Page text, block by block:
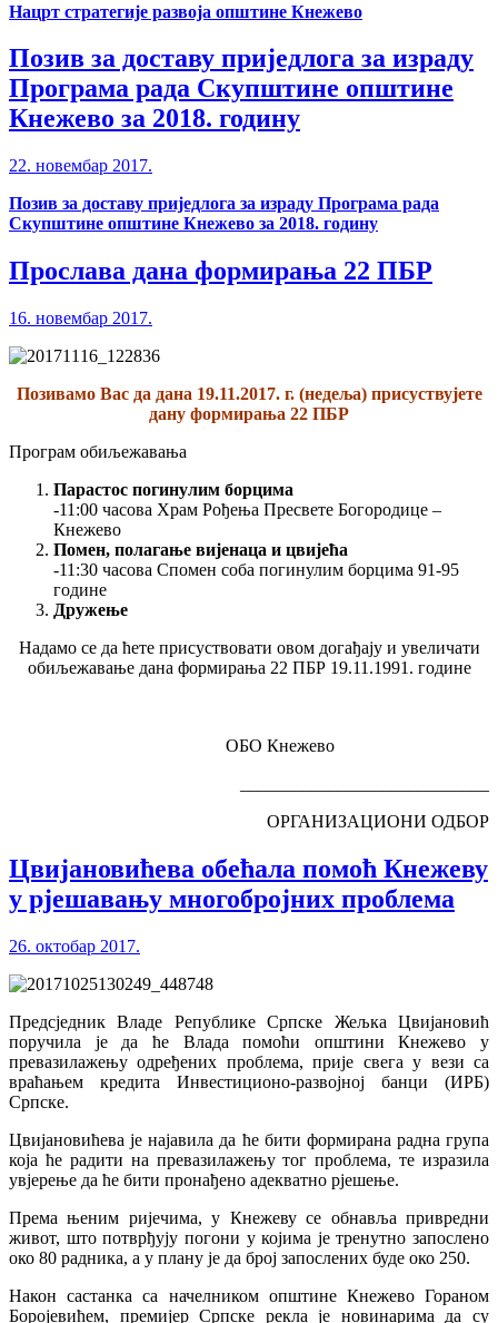
Нацрт стратегије развоја општине Кнежево
Позив за доставу приједлога за израду
Програма рада Скупштине општине
Кнежево за 2018. годину
22. новембар 2017.
Позив за доставу приједлога за израду Програма рада
Скупштине општине Кнежево за 2018. годину
Прослава дана формирања 22 ПБР
16. новембар 2017.
Позивамо Вас да дана 19.11.2017. г. (недеља) присуствујете
дану формирања 22 ПБР
Програм обиљежавања
Парастос погинулим борцима
-11:00 часова Храм Рођења Пресвете Богородице –
Кнежево
Помен, полагање вијенаца и цвијећа
-11:30 часова Спомен соба погинулим борцима 91-95
године
Дружење
Надамо се да ћете присуствовати овом догађају и увеличати
обиљежавање дана формирања 22 ПБР 19.11.1991. године
ОБО Кнежево
ОРГАНИЗАЦИОНИ ОДБОР
Цвијановићева обећала помоћ Кнежеву
у рјешавању многобројних проблема
26. октобар 2017.
Предсједник Владе Републике Српске Жељка Цвијановић
поручила је да ће Влада помоћи општини Кнежево у
превазилажењу одређених проблема, прије свега у вези са
враћањем кредита Инвестиционо-развојној банци (ИРБ)
Српске.
Цвијановићева је најавила да ће бити формирана радна група
која ће радити на превазилажењу тог проблема, те изразила
увјерење да ће бити пронађено адекватно рјешење.
Према њеним ријечима, у Кнежеву се обнавља привредни
живот, што потврђују погони у којима је тренутно запослено
око 80 радника, а у плану је да број запослених буде око 250.
Након састанка са начелником општине Кнежево Гораном
Боројевићем, премијер Српске рекла је новинарима да су